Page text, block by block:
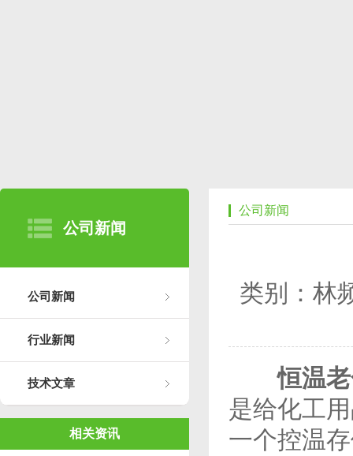
公司新闻
公司新闻
行业新闻
技术文章
相关资讯
公司新闻
类别：林
恒温
是给化工
一个控温